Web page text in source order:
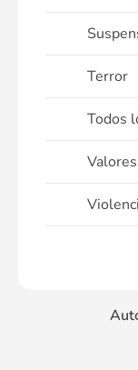
Terror
Todos
Valores